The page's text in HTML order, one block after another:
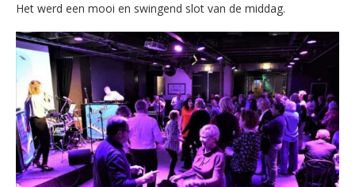
Het werd een mooi en swingend slot van de middag.